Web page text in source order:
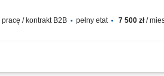
/ kontrakt B2B pełny etat 7 500 zł/
Udział w odbiorach częściowych,